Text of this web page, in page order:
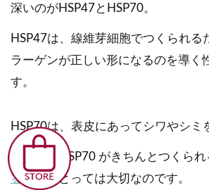
深いのがHSP47とHSP70。
HSP47は、線維芽細胞でつくられる
ラーゲンが正しい形になるのを導く
す。
HSP70は、表皮にあってシワやシミ
HSP47やHSP70 がきちんとつくら
るお肌にとっては大切なのです。